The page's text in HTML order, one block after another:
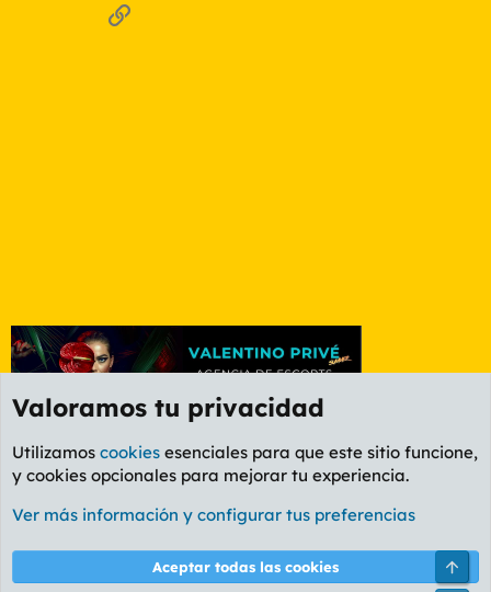
Enlace
Foro Deportes
Cookies
PL OLDSTYLE AMARILLO
Términos y reglas Política de privacidad Ayuda
Valoramos tu privacidad
Utilizamos cookies esenciales para que este sitio funcione,
y cookies opcionales para mejorar tu experiencia.
Ver más información y configurar tus preferencias
Aceptar todas las cookies